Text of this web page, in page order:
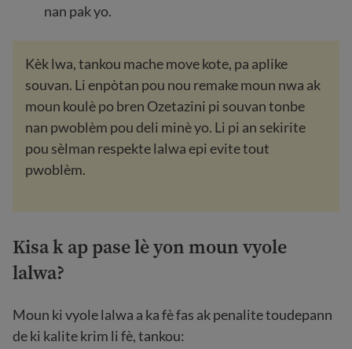
nan pak yo.
Kèk lwa, tankou mache move kote, pa aplike
souvan. Li enpòtan pou nou remake moun nwa ak
moun koulè po bren Ozetazini pi souvan tonbe
nan pwoblèm pou deli minè yo. Li pi an sekirite
pou sèlman respekte lalwa epi evite tout
pwoblèm.
Kisa k ap pase lè yon moun vyole
lalwa?
Moun ki vyole lalwa a ka fè fas ak penalite toudepann
de ki kalite krim li fè, tankou: